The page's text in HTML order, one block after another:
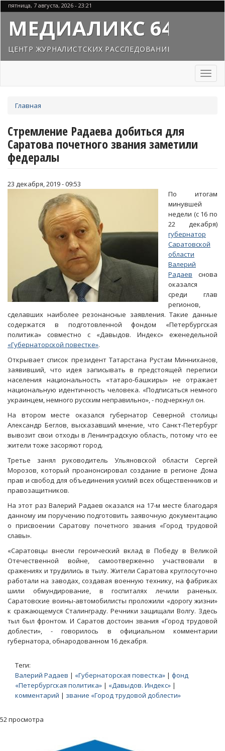
Перейти
к
основному
содержанию
пятница, 7 августа, 2026 - 23:21
МЕДИАЛИКС 64
ЦЕНТР ЖУРНАЛИСТСКИХ РАССЛЕДОВАНИЙ
Toggle
здесь
Главная
Стремление Радаева добиться для
Саратова почетного звания заметили
федералы
23 декабря, 2019 - 09:53
По итогам
минувшей
недели (с 16 по
22 декабря)
губернатор
Саратовской
области
Валерий
Радаев снова
оказался
среди глав
регионов,
сделавших наиболее резонансные заявления. Такие данные
содержатся в подготовленной фондом «Петербургская
политика» совместно с «Давыдов. Индекс» еженедельной
«Губернаторской повестке».
Открывает список президент Татарстана Рустам Минниханов,
заявивший, что идея записывать в предстоящей переписи
населения национальность «татаро-башкиры» не отражает
национальную идентичность человека. «Подписаться немного
украинцем, немного русским неправильно», - подчеркнул он.
На втором месте оказался губернатор Северной столицы
Александр Беглов, высказавший мнение, что Санкт-Петербург
вывозит свои отходы в Ленинградскую область, потому что ее
жители тоже засоряют город.
Третье занял руководитель Ульяновской области Сергей
Морозов, который проанонсировал создание в регионе Дома
прав и свобод для объединения усилий всех общественников и
правозащитников.
На этот раз Валерий Радаев оказался на 17-м месте благодаря
данному им поручению подготовить заявочную документацию
о присвоении Саратову почетного звания «Город трудовой
славы».
«Саратовцы внесли героический вклад в Победу в Великой
Отечественной войне, самоотверженно участвовали в
сражениях и трудились в тылу. Жители Саратова круглосуточно
работали на заводах, создавая военную технику, на фабриках
шили обмундирование, в госпиталях лечили раненых.
Саратовские воины-автомобилисты проложили «дорогу жизни»
к сражающемуся Сталинграду. Речники защищали Волгу. Здесь
тыл был фронтом. И Саратов достоин звания «Город трудовой
доблести», - говорилось в официальном комментарии
губернатора, обнародованном 16 декабря.
Теги:
Валерий Радаев | «Губернаторская повестка» | фонд
«Петербургская политика» | «Давыдов. Индекс» |
комментарий | звание «Город трудовой доблести»
52 просмотра